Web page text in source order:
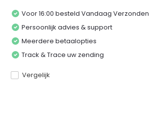
Voor 16:00 besteld Vandaag Verzonden
Persoonlijk advies & support
Meerdere betaalopties
Track & Trace uw zending
Vergelijk